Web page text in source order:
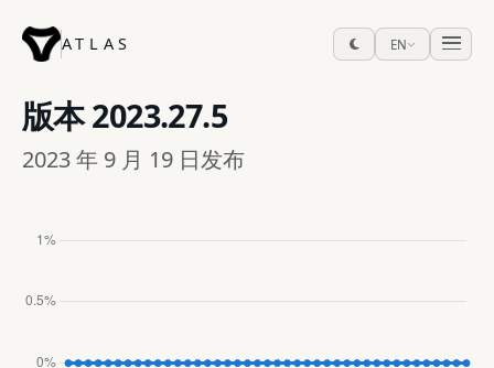
ATLAS EN
版本2023.27.5
2023 年 9 月 19 日发布